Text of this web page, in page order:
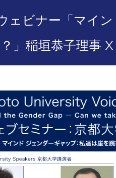
ェビナー「マイ
」稲垣恭子理事